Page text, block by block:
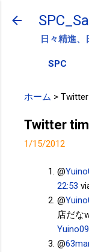
スキッ
日々精進
SPC
ホーム >
Twitter
1/15/2012
@
22:53
@
店だな
@